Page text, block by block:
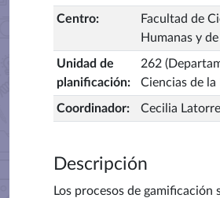
Centro:
Facultad de
Humanas y
Unidad de
planificación:
262
Ciencias de la
Coordinador: Cecilia
Descripción
Los procesos de gamificación